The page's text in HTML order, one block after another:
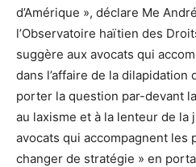
d’Amérique », déclare Me
l’Observatoire haïtien des
suggère aux avocats qui
dans l’affaire de la dilapidation
porter la question par-devant
au laxisme et à la lenteur de la
avocats qui accompagnent les
changer de stratégie » en